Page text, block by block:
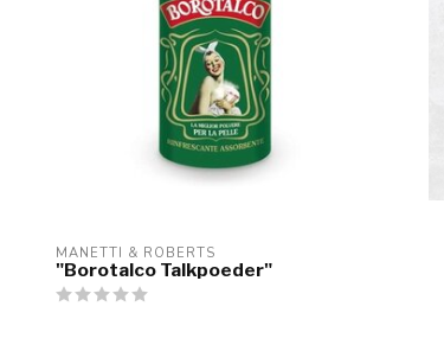
MANETTI & ROBERTS
"Borotalco Talkpoeder"